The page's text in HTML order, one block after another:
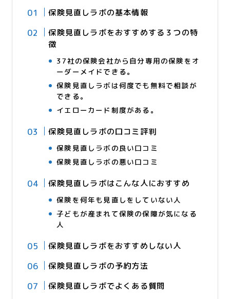
保険見直しラボの基本情報
保険見直しラボをおすすめする３つの特
徴
37社の保険会社から自分専用の保険をオ
ーダーメイドできる。
保険見直しラボは何度でも無料で相談が
できる。
イエローカード制度がある。
保険見直しラボの口コミ評判
保険見直しラボの良い口コミ
保険見直しラボの悪い口コミ
保険見直しラボはこんな人におすすめ
保険を何年も見直しをしていない人
子どもが産まれて保険の保障が気になる
人
保険見直しラボをおすすめしない人
保険見直しラボの予約方法
保険見直しラボでよくある質問